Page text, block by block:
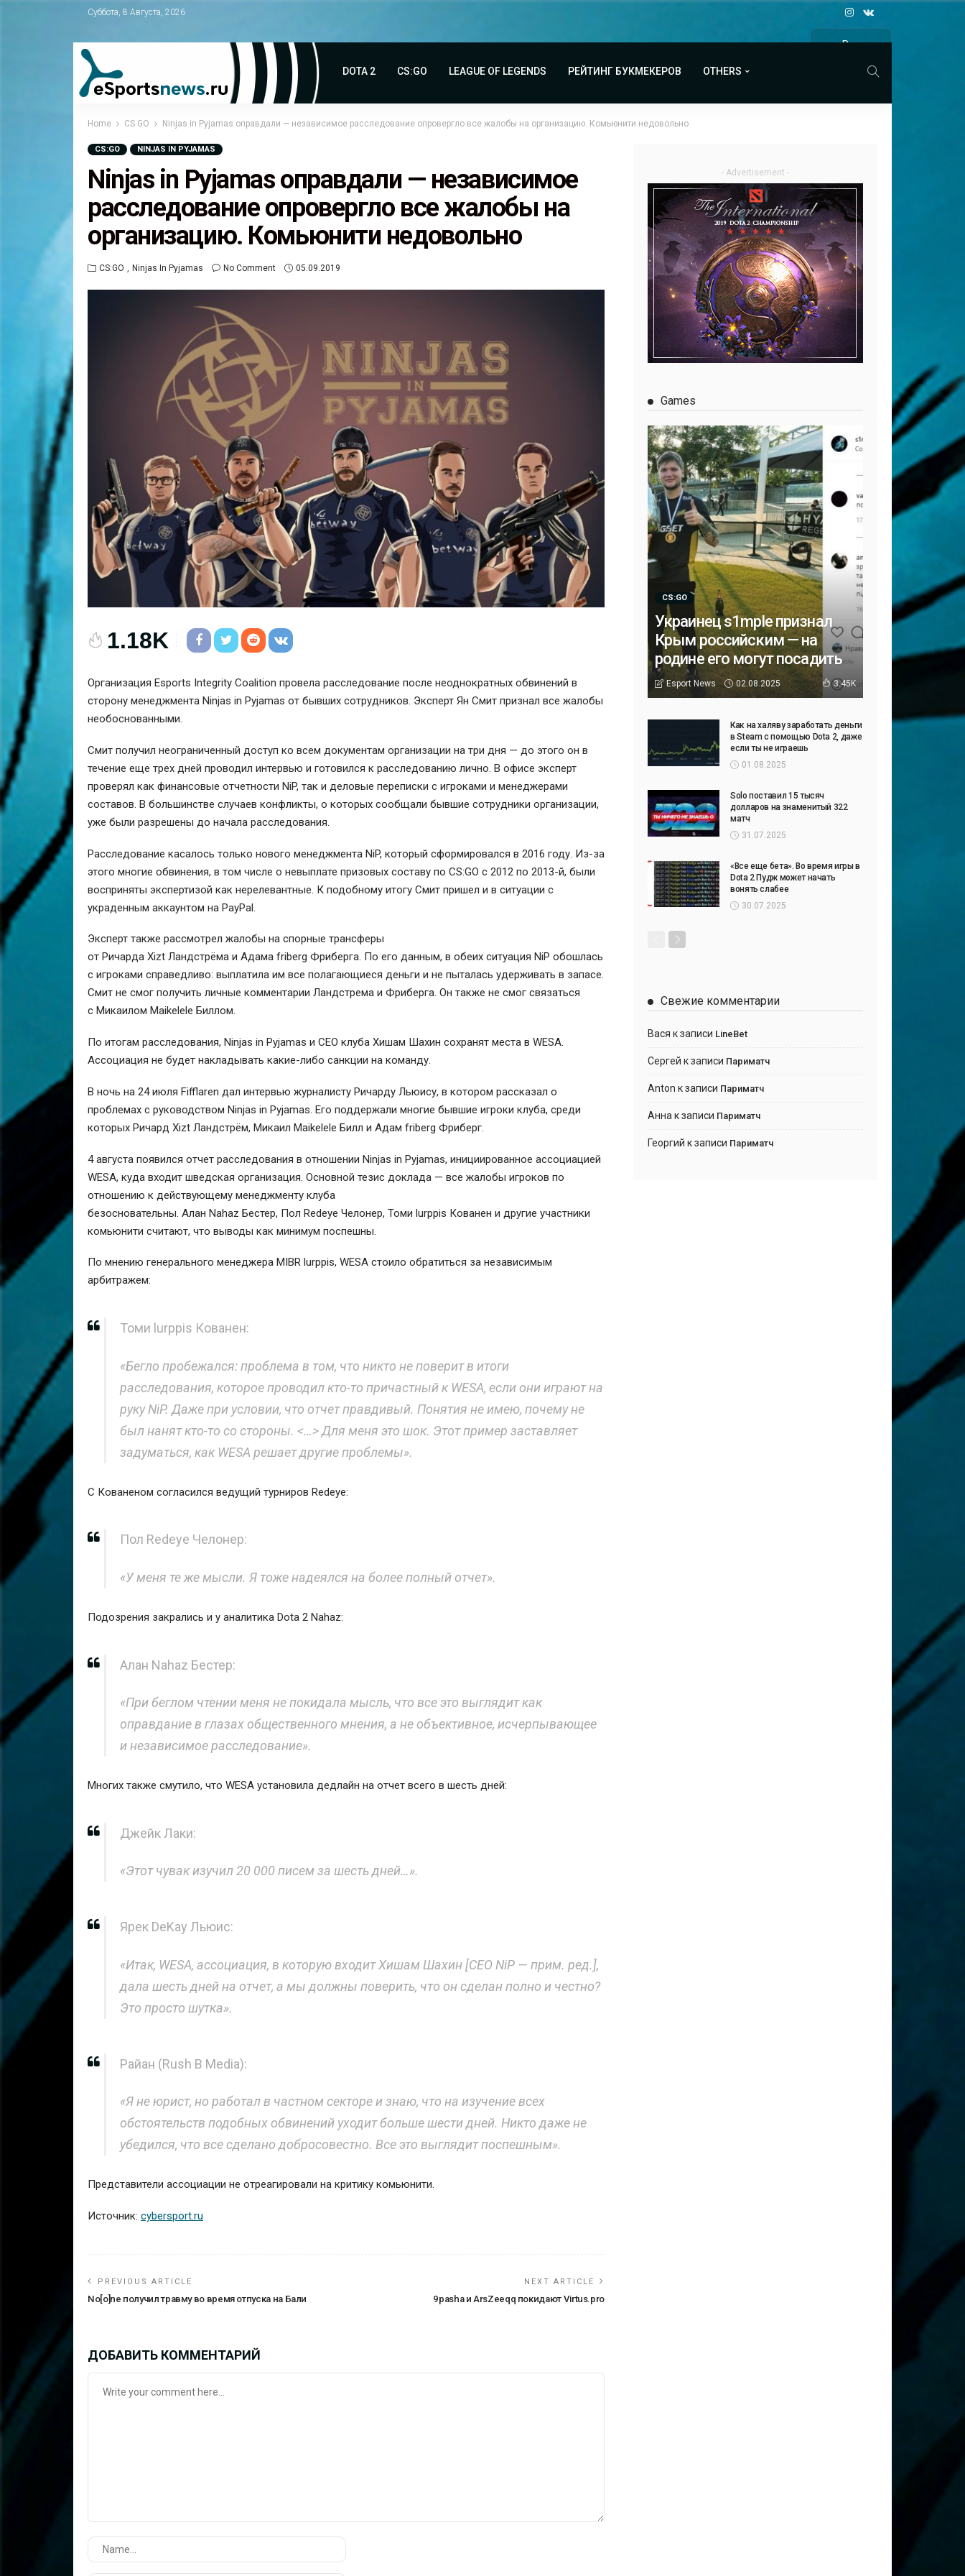
Суббота, 8 Августа, 2026
Все
DOTA 2 CS:GO LEAGUE OF LEGENDS РЕЙТИНГ БУКМЕКЕРОВ OTHERS
Home CS:GO Ninjas in Pyjamas оправдали — независимое расследование опровергло все жалобы на организацию. Комьюнити недовольно
CS:GO NINJAS IN PYJAMAS
Ninjas in Pyjamas оправдали — независимое
расследование опровергло все жалобы на
организацию. Комьюнити недовольно
CS:GO Ninjas In Pyjamas No Comment 05.09.2019
1.18K
Организация Esports Integrity Coalition провела расследование после неоднократных обвинений в
сторону менеджмента Ninjas in Pyjamas от бывших сотрудников. Эксперт Ян Смит признал все жалобы
необоснованными.
Смит получил неограниченный доступ ко всем документам организации на три дня — до этого он в
течение еще трех дней проводил интервью и готовился к расследованию лично. В офисе эксперт
проверял как финансовые отчетности NiP, так и деловые переписки с игроками и менеджерами
составов. В большинстве случаев конфликты, о которых сообщали бывшие сотрудники организации,
уже были разрешены до начала расследования.
Расследование касалось только нового менеджмента NiP, который сформировался в 2016 году. Из-за
этого многие обвинения, в том числе о невыплате призовых составу по CS:GO с 2012 по 2013-й, были
восприняты экспертизой как нерелевантные. К подобному итогу Смит пришел и в ситуации с
украденным аккаунтом на PayPal.
Эксперт также рассмотрел жалобы на спорные трансферы
от Ричарда Xizt Ландстрёма и Адама friberg Фриберга. По его данным, в обеих ситуация NiP обошлась
с игроками справедливо: выплатила им все полагающиеся деньги и не пыталась удерживать в запасе.
Смит не смог получить личные комментарии Ландстрема и Фриберга. Он также не смог связаться
с Микаилом Maikelele Биллом.
По итогам расследования, Ninjas in Pyjamas и CEO клуба Хишам Шахин сохранят места в WESA.
Ассоциация не будет накладывать какие-либо санкции на команду.
В ночь на 24 июля Fifflaren дал интервью журналисту Ричарду Льюису, в котором рассказал о
проблемах с руководством Ninjas in Pyjamas. Его поддержали многие бывшие игроки клуба, среди
которых Ричард Xizt Ландстрём, Микаил Maikelele Билл и Адам friberg Фриберг.
4 августа появился отчет расследования в отношении Ninjas in Pyjamas, инициированное ассоциацией
WESA, куда входит шведская организация. Основной тезис доклада — все жалобы игроков по
отношению к действующему менеджменту клуба
безосновательны. Алан Nahaz Бестер, Пол Redeye Челонер, Томи lurppis Кованен и другие участники
комьюнити считают, что выводы как минимум поспешны.
По мнению генерального менеджера MIBR lurppis, WESA стоило обратиться за независимым
арбитражем:
Томи lurppis Кованен:
«Бегло пробежался: проблема в том, что никто не поверит в итоги
расследования, которое проводил кто-то причастный к WESA, если они играют на
руку NiP. Даже при условии, что отчет правдивый. Понятия не имею, почему не
был нанят кто-то со стороны. <…> Для меня это шок. Этот пример заставляет
задуматься, как WESA решает другие проблемы».
С Кованеном согласился ведущий турниров Redeye:
Пол Redeye Челонер:
«У меня те же мысли. Я тоже надеялся на более полный отчет».
Подозрения закрались и у аналитика Dota 2 Nahaz:
Алан Nahaz Бестер:
«При беглом чтении меня не покидала мысль, что все это выглядит как
оправдание в глазах общественного мнения, а не объективное, исчерпывающее
и независимое расследование».
Многих также смутило, что WESA установила дедлайн на отчет всего в шесть дней:
Джейк Лаки:
«Этот чувак изучил 20 000 писем за шесть дней…».
Ярек DeKay Льюис:
«Итак, WESA, ассоциация, в которую входит Хишам Шахин [CEO NiP — прим. ред.],
дала шесть дней на отчет, а мы должны поверить, что он сделан полно и честно?
Это просто шутка».
Райан (Rush B Media):
«Я не юрист, но работал в частном секторе и знаю, что на изучение всех
обстоятельств подобных обвинений уходит больше шести дней. Никто даже не
убедился, что все сделано добросовестно. Все это выглядит поспешным».
Представители ассоциации не отреагировали на критику комьюнити.
Источник: cybersport.ru
PREVIOUS ARTICLE
No[o]ne получил травму во время отпуска на Бали
NEXT ARTICLE
9pasha и ArsZeeqq покидают Virtus.pro
ДОБАВИТЬ КОММЕНТАРИЙ
- Advertisement -
Games
CS:GO
Украинец s1mple признал
Крым российским — на
родине его могут посадить
Esport News 02.08.2025 3.45K
Как на халяву заработать деньги
в Steam с помощью Dota 2, даже
если ты не играешь
01.08.2025
Solo поставил 15 тысяч
долларов на знаменитый 322
матч
31.07.2025
«Все еще бета». Во время игры в
Dota 2 Пудж может начать
вонять слабее
30.07.2025
Свежие комментарии
Вася к записи LineBet
Сергей к записи Париматч
Anton к записи Париматч
Анна к записи Париматч
Георгий к записи Париматч